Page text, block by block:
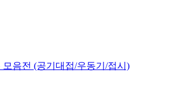
음전 (공기대접/우동기/접시)